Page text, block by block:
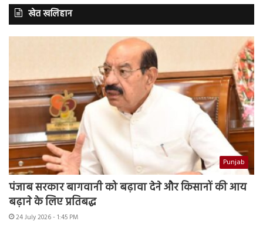
खेत खलिहान
Punjab
पंजाब सरकार बागवानी को बढ़ावा देने और किसानों की आय
बढ़ाने के लिए प्रतिबद्ध
24 July 2026 - 1:45 PM